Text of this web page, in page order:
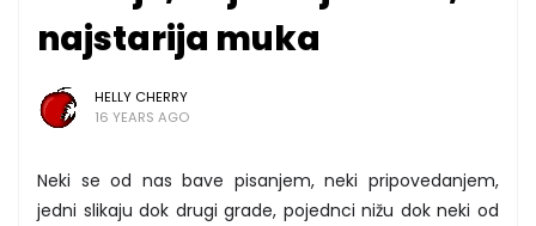
najstarija muka
HELLY CHERRY
16 YEARS AGO
Neki se od nas bave pisanjem, neki pripovedanjem,
jedni slikaju dok drugi grade, pojednci nižu dok neki od